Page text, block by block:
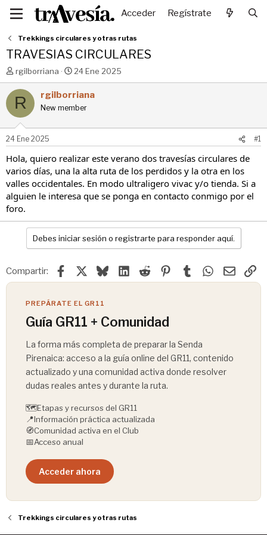
Acceder Regístrate
Trekkings circulares y otras rutas
TRAVESIAS CIRCULARES
I
n
i
c
a
d
o
r
e
l
t
e
m
rgilborriana
F
e
c
h
a
i
n
i
c
i
o
24 Ene 2025
R rgilborriana
New member
24 Ene 2025 #1
Hola, quiero realizar este verano dos travesías circulares de
varios días, una la alta ruta de los perdidos y la otra en los
valles occidentales. En modo ultraligero vivac y/o tienda. Si a
alguien le interesa que se ponga en contacto conmigo por el
foro.
Debes iniciar sesión o registrarte para responder aquí.
Compartir: FacebookBlueskyLinkedIn
Reddit Pinterest
Tumblr WhatsApp
Email
PREPÁRATE EL GR11
Guía GR11 + Comunidad
La forma más completa de preparar la Senda
Pirenaica: acceso a la guía online del GR11, contenido
actualizado y una comunidad activa donde resolver
dudas reales antes y durante la ruta.
🗺️Etapas y recursos del GR11
📍Información práctica actualizada
🧭Comunidad activa en el Club
📅Acceso anual
Acceder ahora
Trekkings circulares y otras rutas